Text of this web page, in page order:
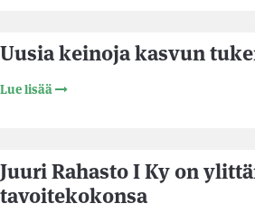
Uusia keinoja kasvun
Lue lisää
Juuri Rahasto I Ky on
tavoitekokonsa